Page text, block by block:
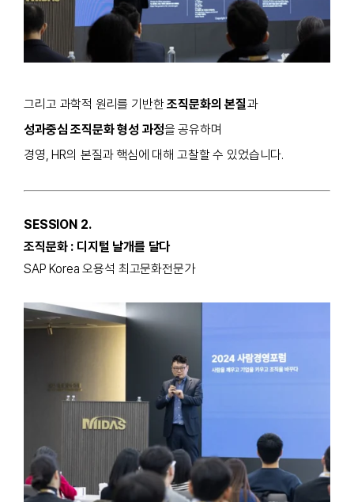
그리고 과학적 원리를 기반한조직문화의 본질과
성과중심 조직문화 형성 과정을 공유하며
경영, HR의 본질과 핵심에 대해 고찰할 수 있었습니다.
SESSION 2.
조직문화 : 디지털 날개를 달다
SAP Korea 오용석 최고문화전문가